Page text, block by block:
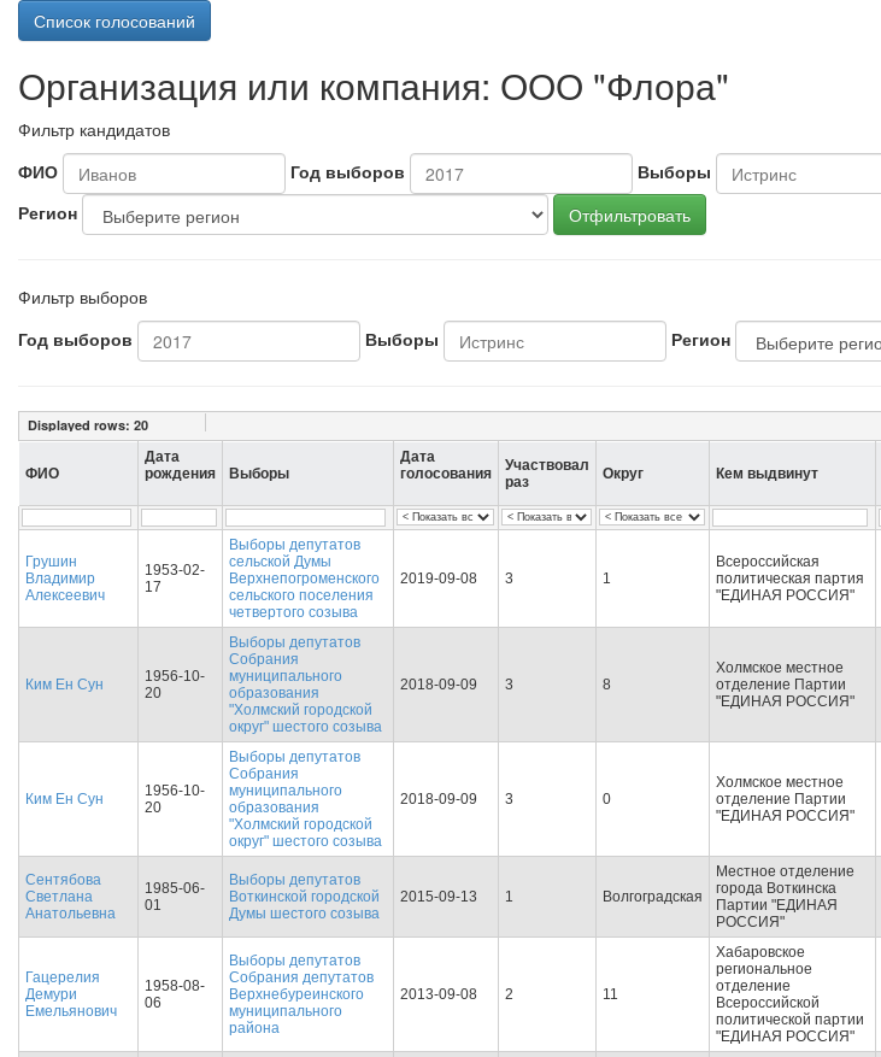
Список голосований
Организация или компания: ООО "Флора"
Фильтр кандидатов
ФИО
Год выборов Выборы
Регион
Отфильтровать
Фильтр выборов
Год выборов
Выборы Регион
Displayed rows: 20
ФИО
Дата
рождения
Выборы
Дата
голосования
Участвовал
раз
Округ Кем выдвинут
Грушин
Владимир
Алексеевич
1953-02-
17
Выборы депутатов
сельской Думы
Верхнепогроменского
сельского поселения
четвертого созыва
2019-09-08 3 1
Всероссийская
политическая партия
"ЕДИНАЯ РОССИЯ"
Ким Ен Сун
1956-10-
20
Выборы депутатов
Собрания
муниципального
образования
"Холмский городской
округ" шестого созыва
2018-09-09 3 8
Холмское местное
отделение Партии
"ЕДИНАЯ РОССИЯ"
Ким Ен Сун
1956-10-
20
Выборы депутатов
Собрания
муниципального
образования
"Холмский городской
округ" шестого созыва
2018-09-09 3 0
Холмское местное
отделение Партии
"ЕДИНАЯ РОССИЯ"
Сентябова
Светлана
Анатольевна
1985-06-
01
Выборы депутатов
Воткинской городской
Думы шестого созыва
2015-09-13 1 Волгоградская
Местное отделение
города Воткинска
Партии "ЕДИНАЯ
РОССИЯ"
Гацерелия
Демури
Емельянович
1958-08-
06
Выборы депутатов
Собрания депутатов
Верхнебуреинского
муниципального
района
2013-09-08 2 11
Хабаровское
региональное
отделение
Всероссийской
политической партии
"ЕДИНАЯ РОССИЯ"